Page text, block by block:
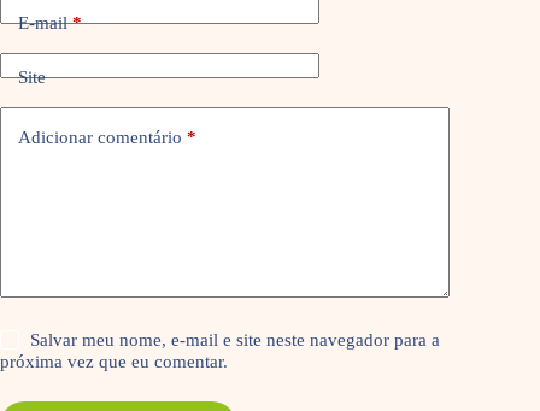
E-mail*
Site
Adicionar comentário *
Salvar meu nome, e-mail e site neste navegador para a
próxima vez que eu comentar.